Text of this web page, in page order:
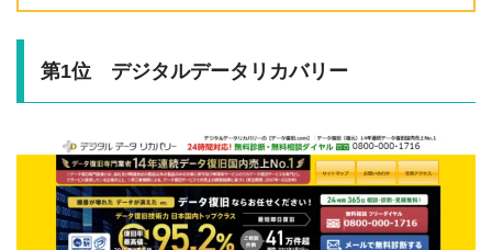
第1位 デジタルデータリカバリー